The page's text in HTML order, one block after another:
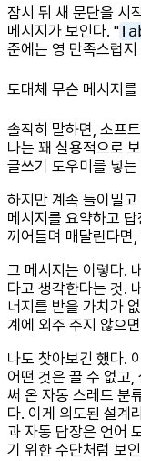
잠시 뒤 새 문단을 시
메시지가 보인다. "
준에는 영 만족스럽
도대체 무슨 메시지
솔직히 말하면, 소프
나는 꽤 실용적으로
글쓰기 도우미를 넣
하지만 계속 들이밀
메시지를 요약하고
끼어들며 매달린다면
그 메시지는 이렇다.
다고 생각한다는 것.
너지를 받을 가치가
계에 외주 주지 않으
나도 찾아보긴 했다.
어떤 것은 끌 수 없고,
써 온 자동 스레드 분
다. 이게 의도된 설계
과 자동 답장은 언어
기 위한 수단처럼 보